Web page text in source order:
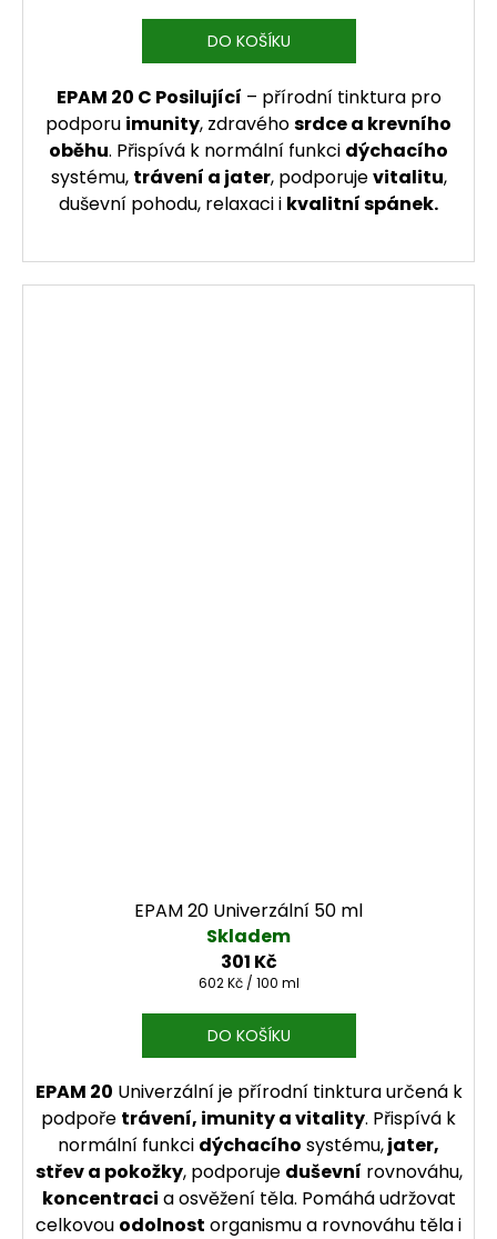
DO KOŠÍKU
EPAM 20 C Posilující – přírodní tinktura pro
podporu imunity, zdravéhosrdce a krevního
oběhu. Přispívá k normální funkci dýchacího
systému, trávení a jater, podporujevitalitu,
duševní pohodu, relaxaci i kvalitní spánek.
EPAM 20 Univerzální 50 ml
Skladem
301 Kč
Měrná cena:
602 Kč / 100 ml
DO KOŠÍKU
EPAM 20 Univerzální je přírodní tinktura určená k
podpoře trávení, imunity a vitality. Přispívá k
normální funkci dýchacího systému,jater,
střev a pokožky, podporuje duševní rovnováhu,
koncentraci a osvěžení těla. Pomáhá udržovat
celkovou odolnost organismu a rovnováhu těla i